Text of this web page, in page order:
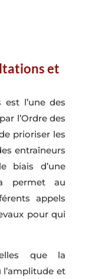
et
l’une des
l’Ordre des
prioriser les
entraîneurs
biais d’une
permet au
appels
pour qui
que la
l’amplitude et